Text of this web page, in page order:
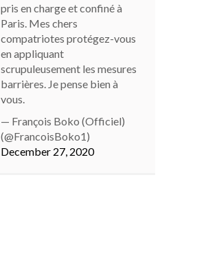
pris en charge et confiné à
Paris. Mes chers
compatriotes protégez-vous
en appliquant
scrupuleusement les mesures
barrières. Je pense bien à
vous.
— François Boko (Officiel)
(@FrancoisBoko1)
December 27, 2020